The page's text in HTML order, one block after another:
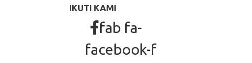
IKUTI KAMI
fab fa-
facebook-f